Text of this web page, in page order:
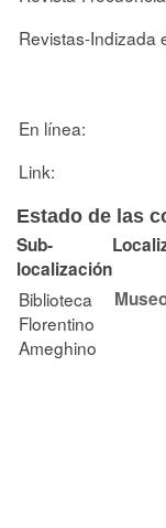
Revistas-Indizada
En línea:
Link:
Estado de las
Sub-
localización
Biblioteca
Florentino
Ameghino